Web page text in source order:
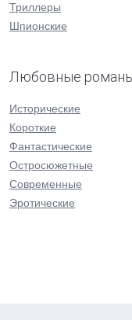
Триллеры
Шпионские
Любовные
Исторические
Короткие
Фантастические
Остросюжетные
Современные
Эротические